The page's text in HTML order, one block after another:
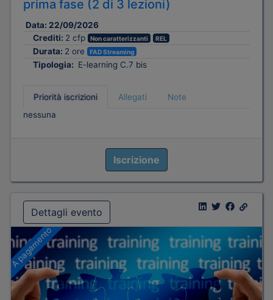
prima fase (2 di 3 lezioni)
Data: 22/09/2026
Crediti: 2 cfp Non caratterizzanti REL
Durata: 2 ore FAD Streaming
Tipologia: E-learning C.7 bis
Priorità iscrizioni Allegati
Note
nessuna
Iscrizione
Dettagli evento
A pagamento